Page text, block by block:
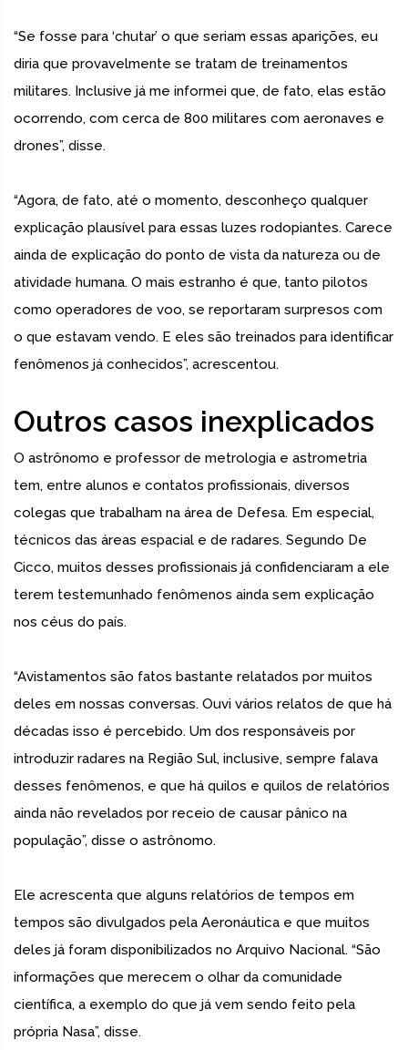
“Se fosse para ‘chutar’ o que seriam essas aparições, eu
diria que provavelmente se tratam de treinamentos
militares. Inclusive já me informei que, de fato, elas estão
ocorrendo, com cerca de 800 militares com aeronaves e
drones”, disse.
“Agora, de fato, até o momento, desconheço qualquer
explicação plausível para essas luzes rodopiantes. Carece
ainda de explicação do ponto de vista da natureza ou de
atividade humana. O mais estranho é que, tanto pilotos
como operadores de voo, se reportaram surpresos com
o que estavam vendo. E eles são treinados para identificar
fenômenos já conhecidos”, acrescentou.
Outros casos inexplicados
O astrônomo e professor de metrologia e astrometria
tem, entre alunos e contatos profissionais, diversos
colegas que trabalham na área de Defesa. Em especial,
técnicos das áreas espacial e de radares. Segundo De
Cicco, muitos desses profissionais já confidenciaram a ele
terem testemunhado fenômenos ainda sem explicação
nos céus do país.
“Avistamentos são fatos bastante relatados por muitos
deles em nossas conversas. Ouvi vários relatos de que há
décadas isso é percebido. Um dos responsáveis por
introduzir radares na Região Sul, inclusive, sempre falava
desses fenômenos, e que há quilos e quilos de relatórios
ainda não revelados por receio de causar pânico na
população”, disse o astrônomo.
Ele acrescenta que alguns relatórios de tempos em
tempos são divulgados pela Aeronáutica e que muitos
deles já foram disponibilizados no Arquivo Nacional. “São
informações que merecem o olhar da comunidade
científica, a exemplo do que já vem sendo feito pela
própria Nasa”, disse.